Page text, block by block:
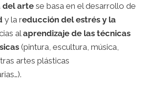
del arte se basa en el desarrollo de
y la reducción del estrés y la
alaprendizaje de las técnicas
(pintura, escultura, música,
artes plásticas